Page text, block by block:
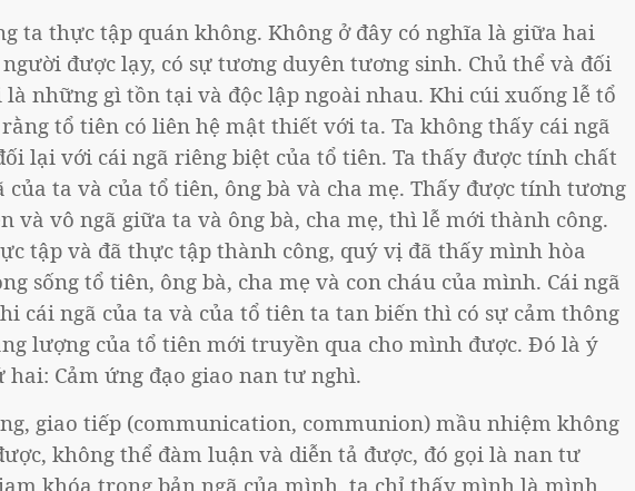
ta thực tập quán không. Không ở đây có nghĩa là giữa hai
được lạy, có sự tương duyên tương sinh. Chủ thể và đối
những gì tồn tại và độc lập ngoài nhau. Khi cúi xuống lễ tổ
tổ tiên có liên hệ mật thiết với ta. Ta không thấy cái ngã
lại với cái ngã riêng biệt của tổ tiên. Ta thấy được tính chất
của ta và của tổ tiên, ông bà và cha mẹ. Thấy được tính tương
và vô ngã giữa ta và ông bà, cha mẹ, thì lễ mới thành công.
tập và đã thực tập thành công, quý vị đã thấy mình hòa
sống tổ tiên, ông bà, cha mẹ và con cháu của mình. Cái ngã
cái ngã của ta và của tổ tiên ta tan biến thì có sự cảm thông
lượng của tổ tiên mới truyền qua cho mình được. Đó là ý
hai: Cảm ứng đạo giao nan tư nghì.
giao tiếp (communication, communion) mầu nhiệm không
không thể đàm luận và diễn tả được, đó gọi là nan tư
khóa trong bản ngã của mình, ta chỉ thấy mình là mình,